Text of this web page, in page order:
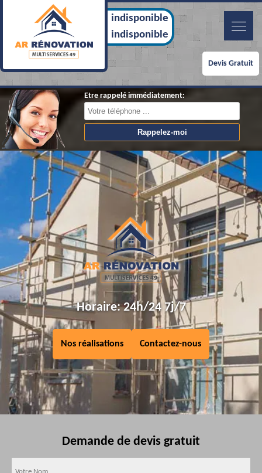
indisponible
indisponible
Devis Gratuit
Etre rappelé immédiatement:
Horaire: 24h/24 7j/7
Nos réalisations Contactez-nous
Demande de devis gratuit